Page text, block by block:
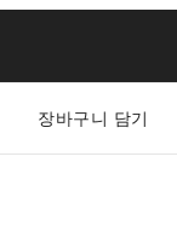
장바구니 담기